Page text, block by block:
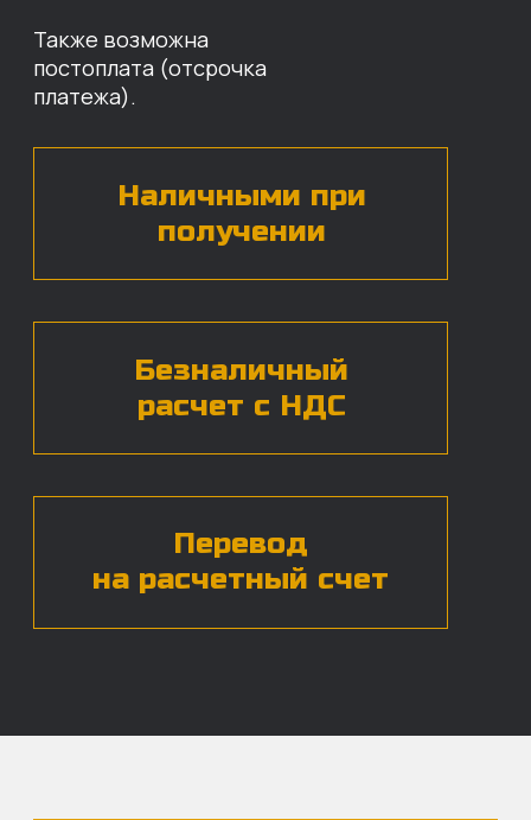
назовут цены и проконсультируют
по нужным деталям.
БЕСПЛАТНАЯ КОНСУЛЬТАЦИЯ
персональных данных*
ЧАСТЫЕ ВОПРОСЫ